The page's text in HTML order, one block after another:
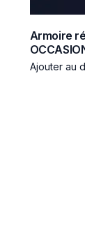
Armoire
Ajouter au